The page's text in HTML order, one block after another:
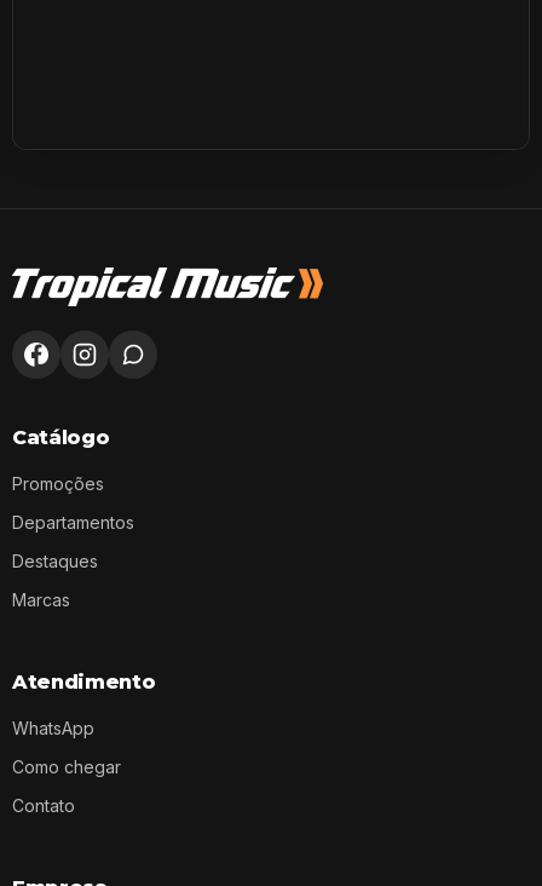
Catálogo
Promoções
Departamentos
Destaques
Marcas
Atendimento
WhatsApp
Como chegar
Contato